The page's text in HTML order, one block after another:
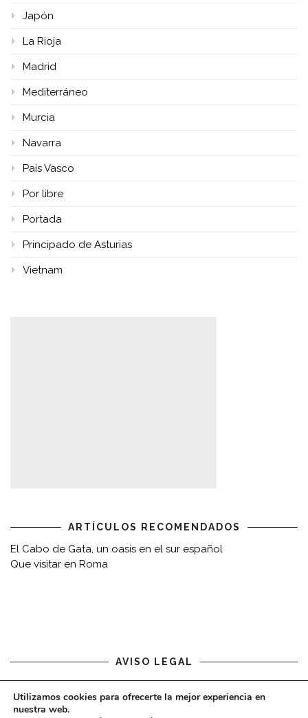
Japón
La Rioja
Madrid
Mediterráneo
Murcia
Navarra
País Vasco
Por libre
Portada
Principado de Asturias
Vietnam
ARTÍCULOS RECOMENDADOS
El Cabo de Gata, un oasis en el sur español
Que visitar en Roma
AVISO LEGAL
Aviso legal
Utilizamos cookies para ofrecerte la mejor experiencia en
nuestra web.